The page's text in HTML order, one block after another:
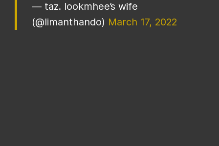
— taz. lookmhee’s wife
(@limanthando) March 17, 2022